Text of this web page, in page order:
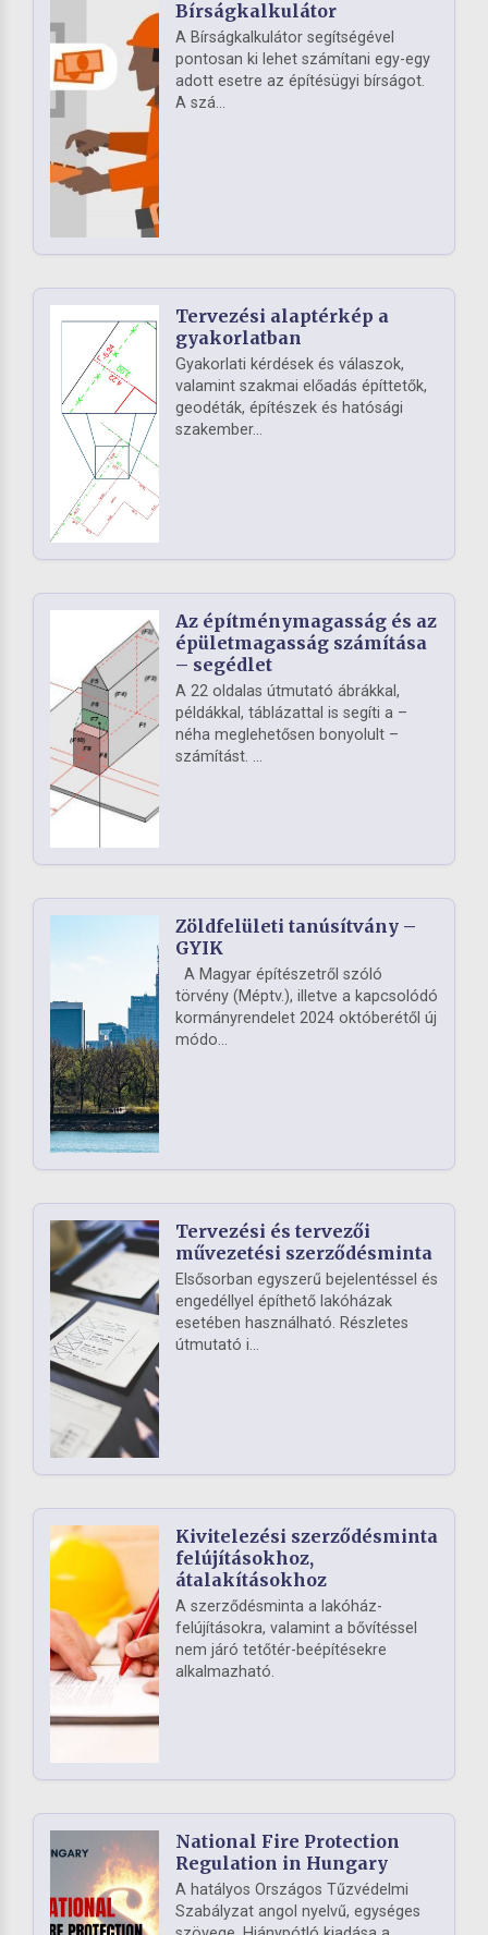
Bírságkalkulátor
A Bírságkalkulátor segítségével
pontosan ki lehet számítani egy-egy
adott esetre az építésügyi bírságot.
A szá...
Tervezési alaptérkép a
gyakorlatban
Gyakorlati kérdések és válaszok,
valamint szakmai előadás építtetők,
geodéták, építészek és hatósági
szakember...
Az építménymagasság és az
épületmagasság számítása
– segédlet
A 22 oldalas útmutató ábrákkal,
példákkal, táblázattal is segíti a –
néha meglehetősen bonyolult –
számítást. ...
Zöldfelületi tanúsítvány –
GYIK
A Magyar építészetről szóló
törvény (Méptv.), illetve a kapcsolódó
kormányrendelet 2024 októberétől új
módo...
Tervezési és tervezői
művezetési szerződésminta
Elsősorban egyszerű bejelentéssel és
engedéllyel építhető lakóházak
esetében használható. Részletes
útmutató i...
Kivitelezési szerződésminta
felújításokhoz,
átalakításokhoz
A szerződésminta a lakóház-
felújításokra, valamint a bővítéssel
nem járó tetőtér-beépítésekre
alkalmazható.
National Fire Protection
Regulation in Hungary
A hatályos Országos Tűzvédelmi
Szabályzat angol nyelvű, egységes